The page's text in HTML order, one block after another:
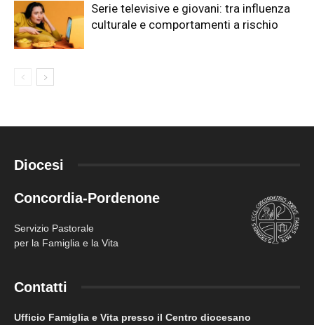
Serie televisive e giovani: tra influenza
culturale e comportamenti a rischio
Diocesi
Concordia-Pordenone
Servizio Pastorale
per la Famiglia e la Vita
Contatti
Ufficio Famiglia e Vita presso il Centro diocesano